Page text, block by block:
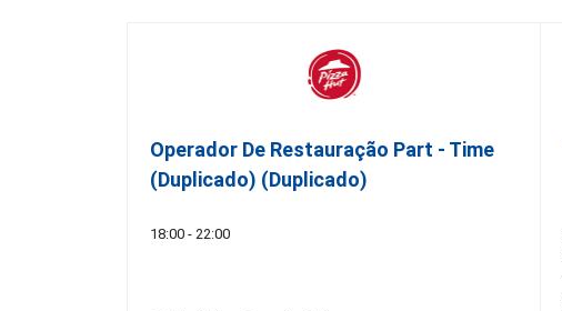
Operador De Restauração Part - Time
(Duplicado) (Duplicado)
18:00 - 22:00